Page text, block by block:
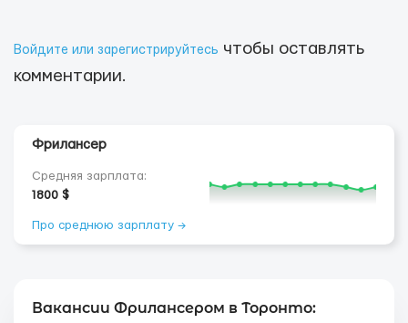
Войдите или зарегистрируйтесь чтобы оставлять
комментарии.
Фрилансер
Средняя зарплата:
1800 $
Про среднюю зарплату →
Вакансии Фрилансером в Торонто: